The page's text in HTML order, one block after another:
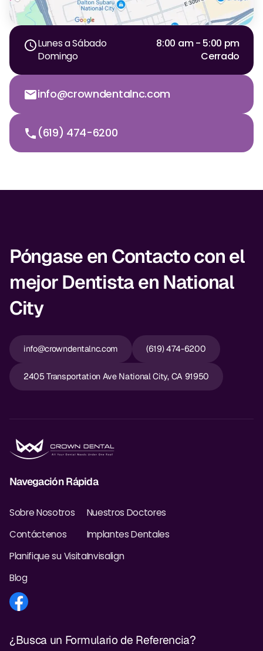
Lunes a Sábado
8:00 am - 5:00 pm
Domingo
Cerrado
info@crowndentalnc.com
(619) 474-6200
Póngase en Contacto con el
mejor Dentista en National
City
info@crowndentalnc.com (619) 474-6200
2405 Transportation Ave National City, CA 91950
Navegación Rápida
Sobre Nosotros
Contáctenos
Planifique su Visita
Blog
Nuestros Doctores
Implantes Dentales
Invisalign
¿Busca un Formulario de Referencia?